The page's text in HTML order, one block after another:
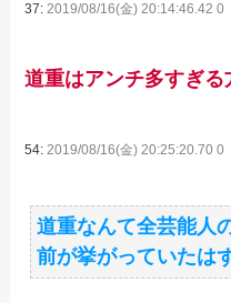
37:2019/08/16(金) 20:14:46.42 0
道重はアンチ多すぎる
54:2019/08/16(金) 20:25:20.70 0
道重なんて全芸能人
前が挙がっていたは